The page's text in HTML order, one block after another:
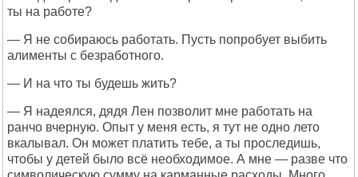
ты на работе?
— Я не собираюсь работать. Пусть попробует выбить
алименты с безработного.
— И на что ты будешь жить?
— Я надеялся, дядя Лен позволит мне работать на
ранчо вчерную. Опыт у меня есть, я тут не одно лето
вкалывал. Он может платить тебе, а ты проследишь,
чтобы у детей было всё необходимое. А мне — разве что